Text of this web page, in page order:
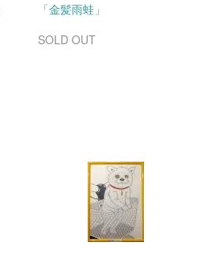
「金髪雨蛙」
SOLD OUT